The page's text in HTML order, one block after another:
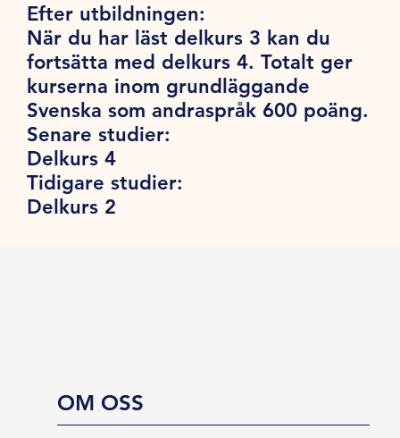
Efter utbildningen:
När du har läst delkurs 3 kan du
fortsätta med delkurs 4. Totalt ger
kurserna inom grundläggande
Svenska som andraspråk 600 poäng.
Senare studier:
Delkurs 4
Tidigare studier:
Delkurs 2
OM OSS